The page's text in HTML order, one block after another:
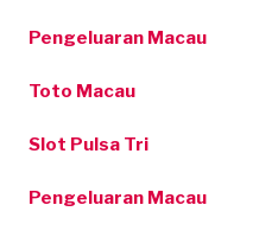
Pengeluaran Macau
Toto Macau
Slot Pulsa Tri
Pengeluaran Macau